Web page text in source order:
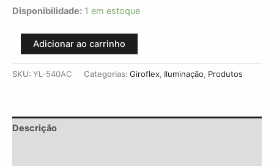
Disponibilidade: 1 em estoque
Adicionar ao carrinho
SKU: YL-540AC Categorias: Giroflex, Iluminação, Produtos
Descrição